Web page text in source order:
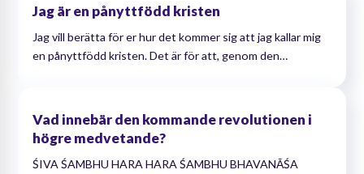
Jag är en pånyttfödd kristen
Jag vill berätta för er hur det kommer sig att jag kallar mig
en pånyttfödd kristen. Det är för att, genom den…
Vad innebär den kommande revolutionen i
högre medvetande?
ŚIVA ŚAMBHU HARA HARA ŚAMBHU BHAVANĀŚA